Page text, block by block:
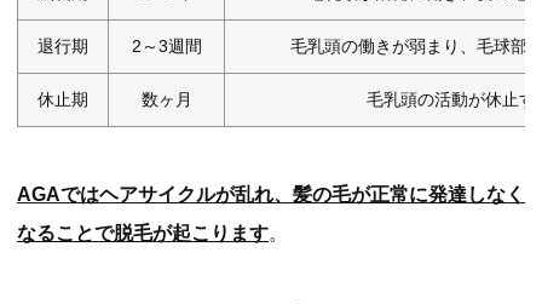
退行期 2～3週間 毛乳頭の働きが弱まり、毛球部
休止期 数ヶ月 毛乳頭の活動が休止す
AGAではヘアサイクルが乱れ、髪の毛が正常に発達しなく
なることで脱毛が起こります。